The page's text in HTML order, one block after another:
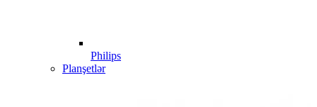
Philips
Planşetlər